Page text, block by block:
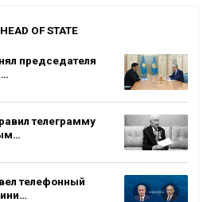
OF STATE
председателя
телеграмму
телефонный